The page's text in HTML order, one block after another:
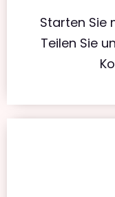
Starten Sie
Teilen Sie